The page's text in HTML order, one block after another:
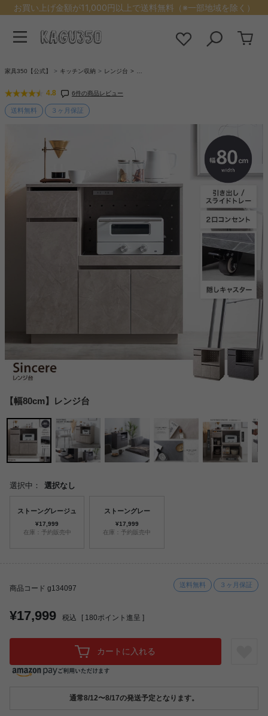
お買い上げ金額が11,000円以上で送料無料（※一部地域を除く）
家具350【公式】 キッチン収納 レンジ台
4.8 6件の商品レビュー
送料無料 ３ヶ月保証
【幅80cm】レンジ台
選択中： 選択なし
ストーングレージュ
¥17,999
在庫：予約販売中
ストーングレー
¥17,999
在庫：予約販売中
商品コード g134097 送料無料 ３ヶ月保証
¥17,999 税込 [ 180ポイント進呈 ]
カートに入れる
通常8/12〜8/17の発送予定となります。